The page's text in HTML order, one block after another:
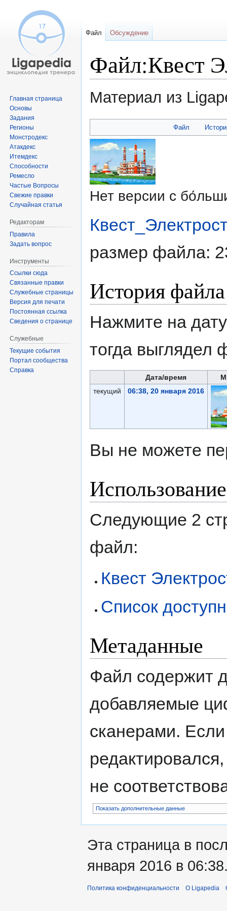
Файл:Квест
Материал из
к
навигации
к
поиску
Файл
Нет версии с
размер файла:
История файла
Нажмите на
тогда выглядел
Дата/время
текущий
06:38, 20 января 2016
Вы не можете
Следующие 2
файл:
Квест
Список
Метаданные
Файл содержит
добавляемые
сканерами.
не
Показать дополнительные данные
Файл Обсуждение
Главная страница
Основы
Задания
Регионы
Монстродекс
Атакдекс
Итемдекс
Способности
Ремесло
Частые Вопросы
Свежие правки
Случайная статья
Редакторам
Правила
Задать вопрос
Инструменты
Ссылки сюда
Связанные правки
Служебные страницы
Версия для печати
Постоянная ссылка
Сведения о странице
Служебные
Текущие события
Портал сообщества
Справка
Эта страница в
января 2016 в
Политика конфиденциальности О Ligapedia